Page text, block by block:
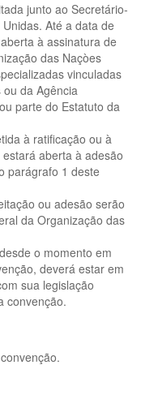
junto ao Secretário-
Até a data de
à assinatura de
das Naçòes
vinculadas
da Agência
parte do Estatuto da
à ratificação ou à
aberta à adesão
parágrafo 1 deste
ou adesão serão
da Organização das
o momento em
deverá estar em
sua legislação
convenção.